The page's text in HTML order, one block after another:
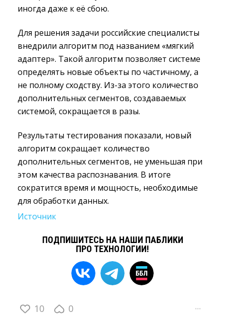
иногда даже к её сбою.
Для решения задачи российские специалисты
внедрили алгоритм под названием «мягкий
адаптер». Такой алгоритм позволяет системе
определять новые объекты по частичному, а
не полному сходству. Из-за этого количество
дополнительных сегментов, создаваемых
системой, сокращается в разы.
Результаты тестирования показали, новый
алгоритм сокращает количество
дополнительных сегментов, не уменьшая при
этом качества распознавания. В итоге
сократится время и мощность, необходимые
для обработки данных.
Источник
ПОДПИШИТЕСЬ НА НАШИ ПАБЛИКИ
ПРО ТЕХНОЛОГИИ!
10 0 ···